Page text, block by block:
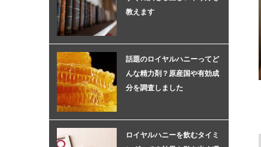
教えます
話題のロイヤルハニーってど
んな精力剤？原産国や有効成
分を調査しました
ロイヤルハニーを飲むタイミ